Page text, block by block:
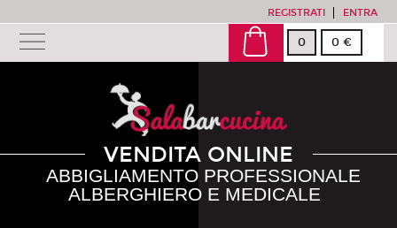
0 0 €
ENTRA
REGISTRATI
VENDITA ONLINE
ABBIGLIAMENTO PROFESSIONALE
ALBERGHIERO E MEDICALE